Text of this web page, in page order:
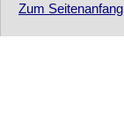
Zum Seitenanfang